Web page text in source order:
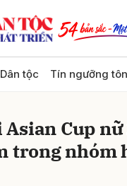
tộc Tín ngưỡng
Asian Cup
trong nhóm